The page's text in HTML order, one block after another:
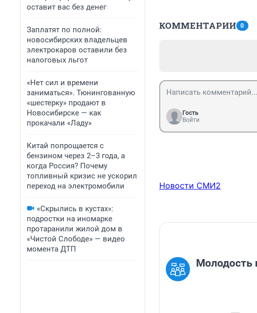
оставит вас без денег
Заплатят по полной:
новосибирских владельцев
электрокаров оставили без
налоговых льгот
«Нет сил и времени
заниматься». Тюнингованную
«шестерку» продают в
Новосибирске — как
прокачали «Ладу»
Китай попрощается с
бензином через 2–3 года, а
когда Россия? Почему
топливный кризис не ускорил
переход на электромобили
«Скрылись в кустах»:
подростки на иномарке
протаранили жилой дом в
«Чистой Слободе» — видео
момента ДТП
КОММЕНТАРИИ 0
Гость
Войти
Новости СМИ2
Молодость